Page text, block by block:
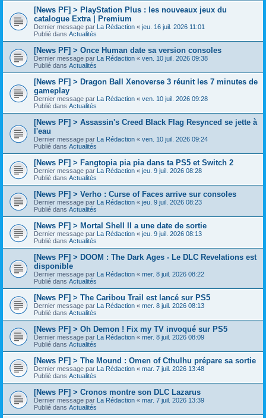
[News PF] > PlayStation Plus : les nouveaux jeux du
catalogue Extra | Premium
Dernier message par La Rédaction « jeu. 16 juil. 2026 11:01
Publié dans Actualités
[News PF] > Once Human date sa version consoles
Dernier message par La Rédaction « ven. 10 juil. 2026 09:38
Publié dans Actualités
[News PF] > Dragon Ball Xenoverse 3 réunit les 7 minutes de
gameplay
Dernier message par La Rédaction « ven. 10 juil. 2026 09:28
Publié dans Actualités
[News PF] > Assassin's Creed Black Flag Resynced se jette à
l'eau
Dernier message par La Rédaction « ven. 10 juil. 2026 09:24
Publié dans Actualités
[News PF] > Fangtopia pia pia dans ta PS5 et Switch 2
Dernier message par La Rédaction « jeu. 9 juil. 2026 08:28
Publié dans Actualités
[News PF] > Verho : Curse of Faces arrive sur consoles
Dernier message par La Rédaction « jeu. 9 juil. 2026 08:23
Publié dans Actualités
[News PF] > Mortal Shell II a une date de sortie
Dernier message par La Rédaction « jeu. 9 juil. 2026 08:13
Publié dans Actualités
[News PF] > DOOM : The Dark Ages - Le DLC Revelations est
disponible
Dernier message par La Rédaction « mer. 8 juil. 2026 08:22
Publié dans Actualités
[News PF] > The Caribou Trail est lancé sur PS5
Dernier message par La Rédaction « mer. 8 juil. 2026 08:13
Publié dans Actualités
[News PF] > Oh Demon ! Fix my TV invoqué sur PS5
Dernier message par La Rédaction « mer. 8 juil. 2026 08:09
Publié dans Actualités
[News PF] > The Mound : Omen of Cthulhu prépare sa sortie
Dernier message par La Rédaction « mar. 7 juil. 2026 13:48
Publié dans Actualités
[News PF] > Cronos montre son DLC Lazarus
Dernier message par La Rédaction « mar. 7 juil. 2026 13:39
Publié dans Actualités